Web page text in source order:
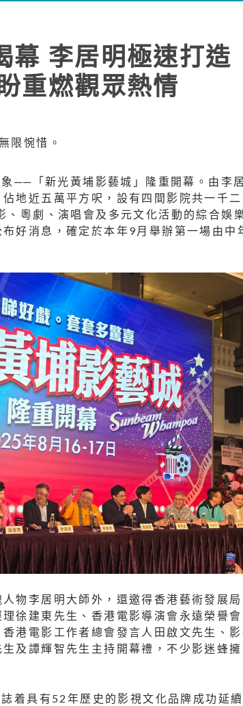
幕 李居明極速打造
重燃觀眾熱情
限惋惜。
──「新光黃埔影藝城」隆重開幕。由李
地近五萬平方呎，設有四間影院共一千
粵劇、演唱會及多元文化活動的綜合娛
好消息，確定於本年9月舉辦第一場由中
物李居明大師外，還邀得香港藝術發展局
徐建東先生、香港電影導演會永遠榮譽會
港電影工作者總會發言人田啟文先生、影
及譚輝智先生主持開幕禮，不少影迷蜂擁
着具有52年歷史的影視文化品牌成功延